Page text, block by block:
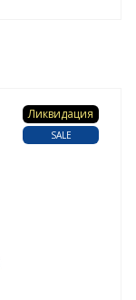
Ликвидация
SALE